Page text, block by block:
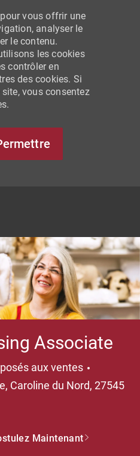
CONTENT
vous offrir une
analyser le
le contenu.
les cookies
contrôler en
des cookies. Si
vous consentez
Associate
aux ventes
Caroline du Nord, 27545
Maintenant